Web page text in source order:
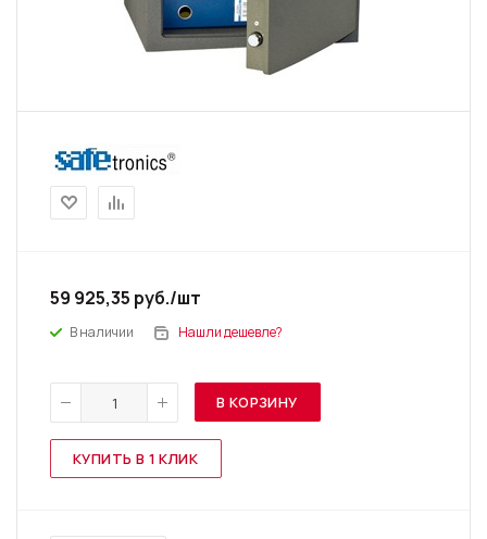
59 925,35 руб./шт
В наличии Нашли дешевле?
В КОРЗИНУ
КУПИТЬ В 1 КЛИК